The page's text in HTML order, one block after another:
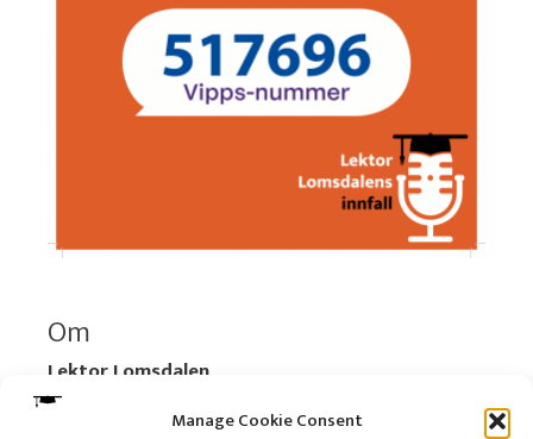
Manage Cookie Consent
Om
Lektor Lomsdalen
Organisasjonsnummer:
920 712 312 MVA